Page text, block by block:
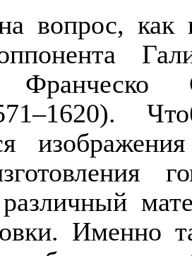
вопрос, как
Франческо
Именно